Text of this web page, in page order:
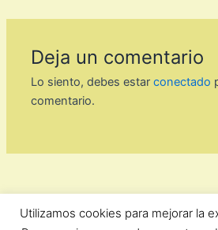
Deja un comentario
Lo siento, debes estarconectado
comentario.
Utilizamos cookies para mejorar la